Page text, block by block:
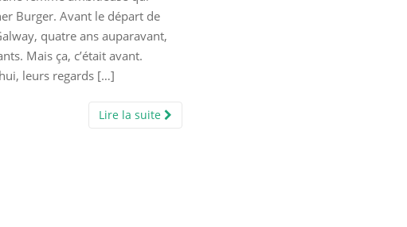
Burger. Avant le départ de
quatre ans auparavant,
Mais ça, c’était avant.
leurs regards […]
Lire la suite